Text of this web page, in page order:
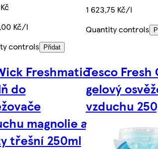
Kč/l
controls
Přidat
1 623,75 Kč/l
Quantity controls
Freshmatic
do
magnolie a
třešní 250ml
Tesco Fresh
gelový
vzduchu